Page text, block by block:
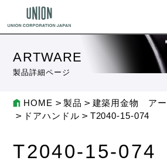
ARTWARE
製品詳細ページ
HOME 製品
建築用金物 アー
ドアハンドル
T2040-15-074
T2040-15-074